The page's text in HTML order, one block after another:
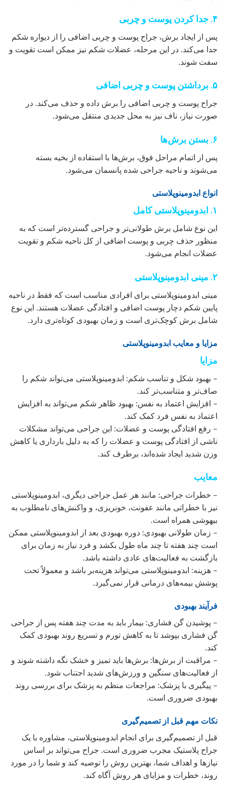
۴. جدا کردن پوست و چربی
پس از ایجاد برش، جراح پوست و چربی اضافی را از دیواره شکم
جدا می‌کند. در این مرحله، عضلات شکم نیز ممکن است تقویت و
سفت شوند.
۵. برداشتن پوست و چربی اضافی
جراح پوست و چربی اضافی را برش داده و حذف می‌کند. در
صورت نیاز، ناف نیز به محل جدیدی منتقل می‌شود.
۶. بستن برش‌ها
پس از اتمام مراحل فوق، برش‌ها با استفاده از بخیه بسته
می‌شوند و ناحیه جراحی شده پانسمان می‌شود.
انواع ابدومینوپلاستی
۱. ابدومینوپلاستی کامل
این نوع شامل برش طولانی‌تر و جراحی گسترده‌تر است که به
منظور حذف چربی و پوست اضافی از کل ناحیه شکم و تقویت
عضلات انجام می‌شود.
۲. مینی ابدومینوپلاستی
مینی ابدومینوپلاستی برای افرادی مناسب است که فقط در ناحیه
پایین شکم دچار پوست اضافی و افتادگی عضلات هستند. این نوع
شامل برش کوچک‌تری است و زمان بهبودی کوتاه‌تری دارد.
مزایا و معایب ابدومینوپلاستی
مزایا
– بهبود شکل و تناسب شکم: ابدومینوپلاستی می‌تواند شکم را
صاف‌تر و متناسب‌تر کند.
– افزایش اعتماد به نفس: بهبود ظاهر شکم می‌تواند به افزایش
اعتماد به نفس فرد کمک کند.
– رفع افتادگی پوست و عضلات: این جراحی می‌تواند مشکلات
ناشی از افتادگی پوست و عضلات را که به دلیل بارداری یا کاهش
وزن شدید ایجاد شده‌اند، برطرف کند.
معایب
– خطرات جراحی: مانند هر عمل جراحی دیگری، ابدومینوپلاستی
نیز با خطراتی مانند عفونت، خونریزی، و واکنش‌های نامطلوب به
بیهوشی همراه است.
– زمان طولانی بهبودی: دوره بهبودی بعد از ابدومینوپلاستی ممکن
است چند هفته تا چند ماه طول بکشد و فرد نیاز به زمان برای
بازگشت به فعالیت‌های عادی داشته باشد.
– هزینه: ابدومینوپلاستی می‌تواند هزینه‌بر باشد و معمولاً تحت
پوشش بیمه‌های درمانی قرار نمی‌گیرد.
فرآیند بهبودی
– پوشیدن گن فشاری: بیمار باید به مدت چند هفته پس از جراحی
گن فشاری بپوشد تا به کاهش تورم و تسریع روند بهبودی کمک
کند.
– مراقبت از برش‌ها: برش‌ها باید تمیز و خشک نگه داشته شوند و
از فعالیت‌های سنگین و ورزش‌های شدید اجتناب شود.
– پیگیری با پزشک: مراجعات منظم به پزشک برای بررسی روند
بهبودی ضروری است.
نکات مهم قبل از تصمیم‌گیری
قبل از تصمیم‌گیری برای انجام ابدومینوپلاستی، مشاوره با یک
جراح پلاستیک مجرب ضروری است. جراح می‌تواند بر اساس
نیازها و اهداف شما، بهترین روش را توصیه کند و شما را در مورد
روند، خطرات و مزایای هر روش آگاه کند.